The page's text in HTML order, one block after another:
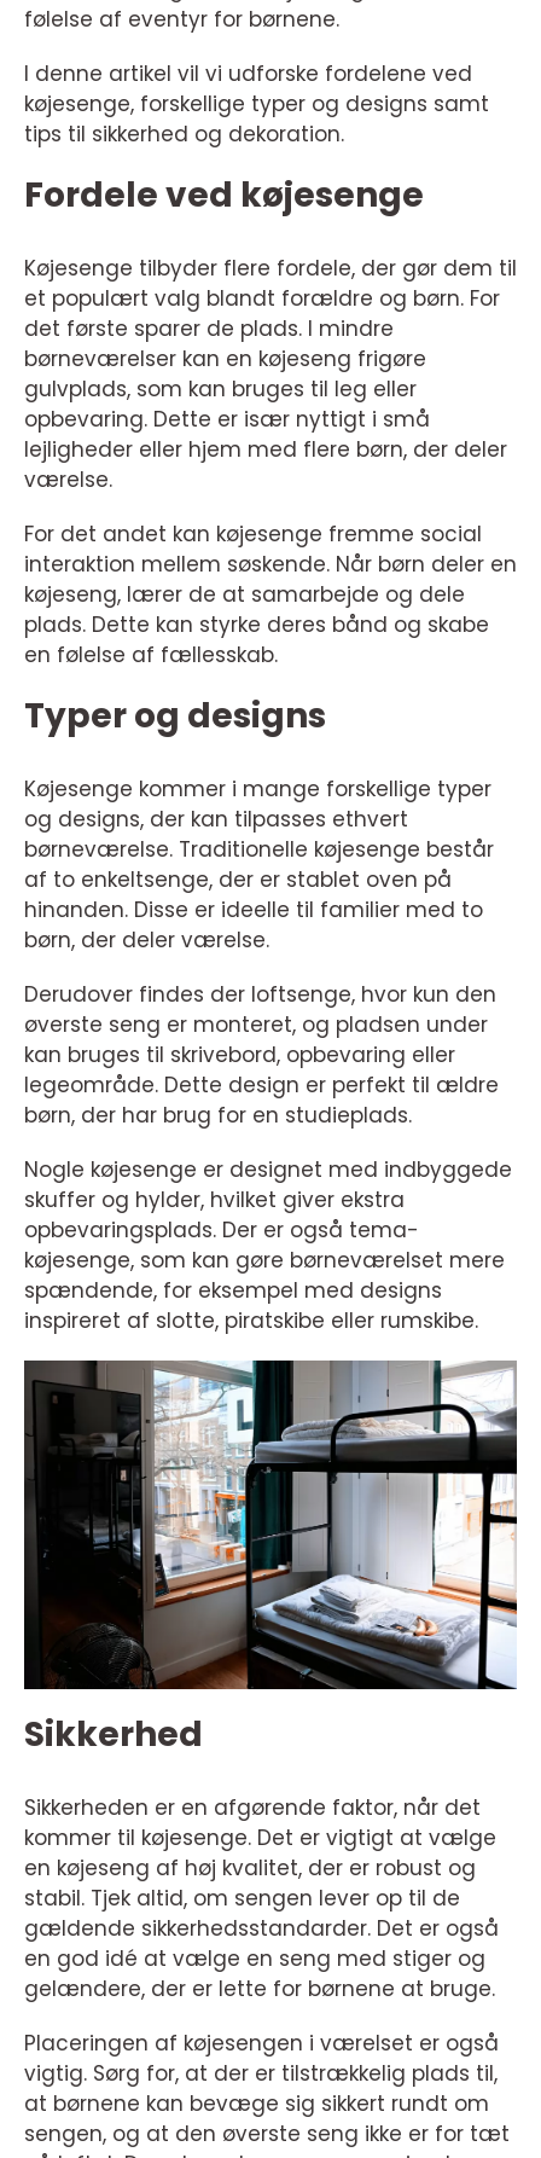
følelse af eventyr for børnene.
I denne artikel vil vi udforske fordelene ved
køjesenge, forskellige typer og designs samt
tips til sikkerhed og dekoration.
Fordele ved køjesenge
Køjesenge tilbyder flere fordele, der gør dem til
et populært valg blandt forældre og børn. For
det første sparer de plads. I mindre
børneværelser kan en køjeseng frigøre
gulvplads, som kan bruges til leg eller
opbevaring. Dette er især nyttigt i små
lejligheder eller hjem med flere børn, der deler
værelse.
For det andet kan køjesenge fremme social
interaktion mellem søskende. Når børn deler en
køjeseng, lærer de at samarbejde og dele
plads. Dette kan styrke deres bånd og skabe
en følelse af fællesskab.
Typer og designs
Køjesenge kommer i mange forskellige typer
og designs, der kan tilpasses ethvert
børneværelse. Traditionelle køjesenge består
af to enkeltsenge, der er stablet oven på
hinanden. Disse er ideelle til familier med to
børn, der deler værelse.
Derudover findes der loftsenge, hvor kun den
øverste seng er monteret, og pladsen under
kan bruges til skrivebord, opbevaring eller
legeområde. Dette design er perfekt til ældre
børn, der har brug for en studieplads.
Nogle køjesenge er designet med indbyggede
skuffer og hylder, hvilket giver ekstra
opbevaringsplads. Der er også tema-
køjesenge, som kan gøre børneværelset mere
spændende, for eksempel med designs
inspireret af slotte, piratskibe eller rumskibe.
Sikkerhed
Sikkerheden er en afgørende faktor, når det
kommer til køjesenge. Det er vigtigt at vælge
en køjeseng af høj kvalitet, der er robust og
stabil. Tjek altid, om sengen lever op til de
gældende sikkerhedsstandarder. Det er også
en god idé at vælge en seng med stiger og
gelændere, der er lette for børnene at bruge.
Placeringen af køjesengen i værelset er også
vigtig. Sørg for, at der er tilstrækkelig plads til,
at børnene kan bevæge sig sikkert rundt om
sengen, og at den øverste seng ikke er for tæt